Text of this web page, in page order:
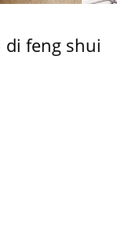
di feng shui